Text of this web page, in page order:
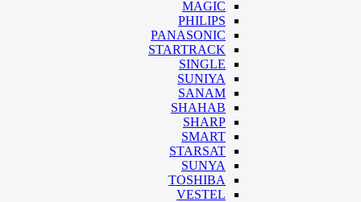
MAGIC
PHILIPS
PANASONIC
STARTRACK
SINGLE
SUNIYA
SANAM
SHAHAB
SHARP
SMART
STARSAT
SUNYA
TOSHIBA
VESTEL